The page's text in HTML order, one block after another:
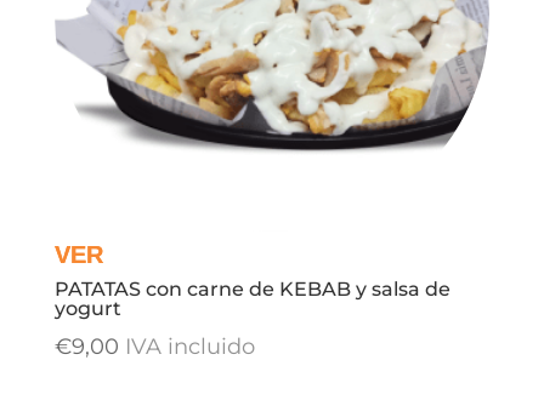
PATATAS con carne de KEBAB y salsa de
yogurt
€9,00 IVA incluido